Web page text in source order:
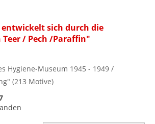
sich durch die
/ Pech /Paraffin"
Hygiene-Museum 1945 - 1949 /
(213 Motive)